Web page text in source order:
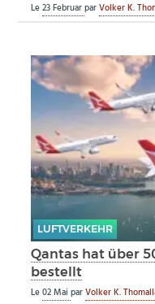
Le23 FebruarparVolker K.
LUFTVERKEHR
Qantas hat über
bestellt
Le02 MaiparVolker K.